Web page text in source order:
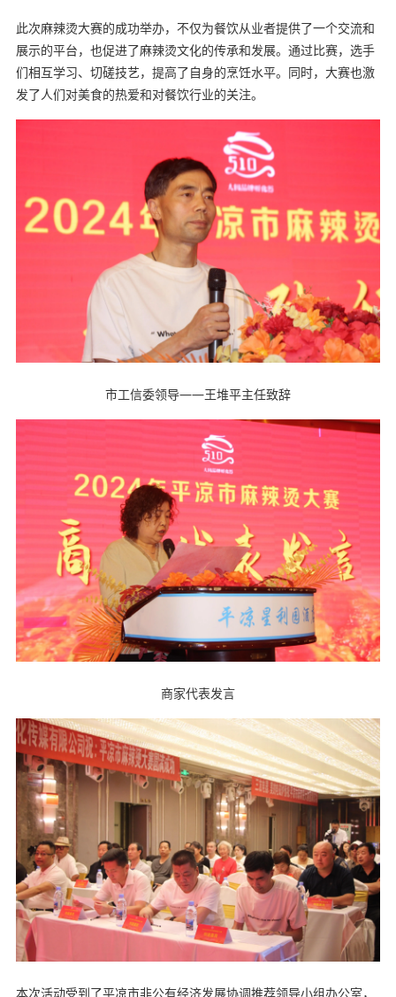
此次麻辣烫大赛的成功举办，不仅为餐饮从业者提供了一个交流和
展示的平台，也促进了麻辣烫文化的传承和发展。通过比赛，选手
们相互学习、切磋技艺，提高了自身的烹饪水平。同时，大赛也激
发了人们对美食的热爱和对餐饮行业的关注。
市工信委领导——王堆平主任致辞
商家代表发言
本次活动受到了平凉市非公有经济发展协调推荐领导小组办公室，